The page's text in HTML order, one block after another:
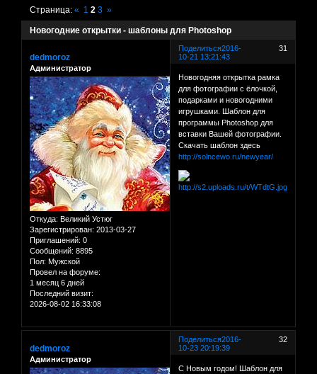
Новогодние открытки - шаблоны для Photoshop
Страница:« 1 2 3 »
Поделиться 31
2016-
10-21 13:21:43
dedmoroz
Администратор
Откуда: Великий Устюг
Зарегистрирован: 2013-03-27
Приглашений: 0
Сообщений: 8895
Пол: Мужской
Провел на форуме:
1 месяц 6 дней
Последний визит:
2026-08-02 16:33:08
Новогодняя открытка рамка
для фотографии с ёлочкой,
подарками и новогодними
игрушками. Шаблон для
программы Photoshop для
вставки Вашей фотографии.
Скачать шаблон здесь
http://solncewo.ru/newyear/
Поделиться 32
2016-
10-23 20:19:39
dedmoroz
Администратор
С Новым годом! Шаблон для